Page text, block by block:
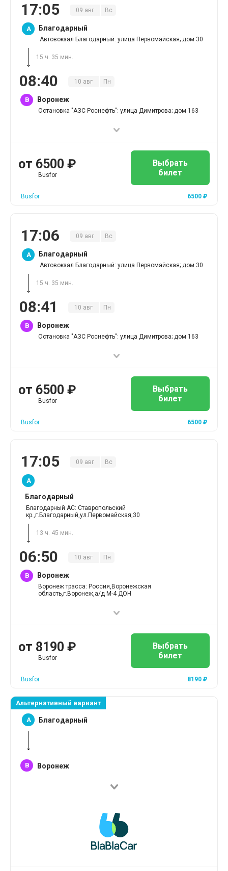
17:05 09 авг Вс
A Благодарный
Автовокзал Благодарный: улица Первомайская; дом 30
15 ч. 35 мин.
08:40 10 авг Пн
B Воронеж
Остановка "АЗС Роснефть": улица Димитрова; дом 163
от 6500 ₽
Busfor
Выбрать
билет
Busfor 6500 ₽
17:06 09 авг Вс
A Благодарный
Автовокзал Благодарный: улица Первомайская; дом 30
15 ч. 35 мин.
08:41 10 авг Пн
B Воронеж
Остановка "АЗС Роснефть": улица Димитрова; дом 163
от 6500 ₽
Busfor
Выбрать
билет
Busfor 6500 ₽
17:05 09 авг Вс
A
Благодарный
Благодарный АС: Ставропольский
кр.,г.Благодарный,ул.Первомайская,30
13 ч. 45 мин.
06:50 10 авг Пн
B Воронеж
Воронеж трасса: Россия,Воронежская
область,г.Воронеж,а/д М-4 ДОН
от 8190 ₽
Busfor
Выбрать
билет
Busfor 8190 ₽
Альтернативный вариант
A Благодарный
B Воронеж